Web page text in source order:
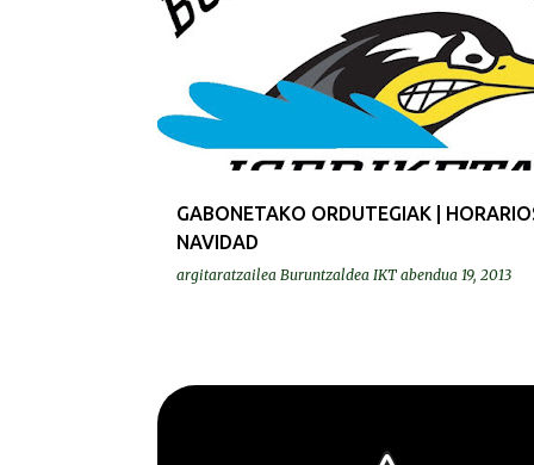
GABONETAKO ORDUTEGIAK |
NAVIDAD
argitaratzailea Buruntzaldea IKT abendua 19, 2013
GURASOAK | PADRES MASTERRAK | MASTERS